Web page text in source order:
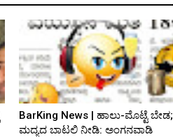
BarKing News | ಹಾಲು-ಮೊಟ್ಟೆ ಬೇಡ;
ಮದ್ಯದ ಬಾಟಲಿ ನೀಡಿ: ಅಂಗನವಾಡಿ